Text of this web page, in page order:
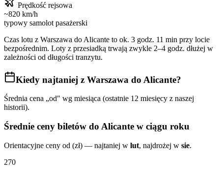
Prędkość rejsowa
~820 km/h
typowy samolot pasażerski
Czas lotu z Warszawa do Alicante to ok. 3 godz. 11 min przy locie
bezpośrednim. Loty z przesiadką trwają zwykle 2–4 godz. dłużej w
zależności od długości tranzytu.
Kiedy najtaniej z Warszawa do Alicante?
Średnia cena „od" wg miesiąca (ostatnie 12 miesięcy z naszej
historii).
Średnie ceny biletów do Alicante w ciągu roku
Orientacyjne ceny od (zł) — najtaniej w lut, najdrożej w sie.
270